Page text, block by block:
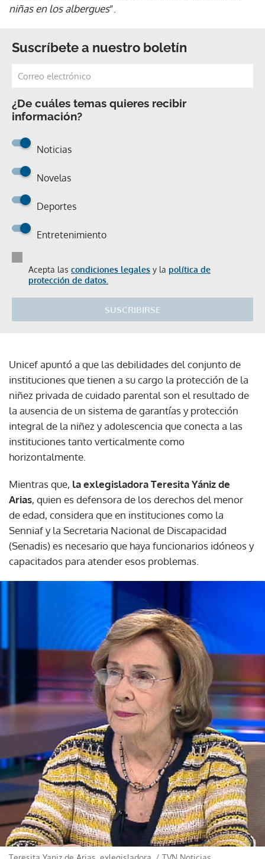
niñas en los albergues”.
Suscríbete a nuestro boletín
¿De cuáles temas quieres recibir
información?
Noticias
Novelas
Deportes
Entretenimiento
Acepta las condiciones legales y la política de
protección de datos.
SUSCRIBIRSE
Unicef apuntó a que las debilidades del conjunto de
instituciones que tienen a su cargo la protección de la
niñez privada de cuidado parental son el resultado de
la ausencia de un sistema de garantías y protección
integral de la niñez y adolescencia que conecta a las
instituciones tanto verticalmente como
horizontalmente.
Mientras que, la exlegisladora Teresita Yániz de
Arias, quien es defensora de los derechos del menor
de edad, considera que en instituciones como la
Senniaf y la Secretaria Nacional de Discapacidad
(Senadis) es necesario que haya funcionarios idóneos y
capacitados para atender esos problemas.